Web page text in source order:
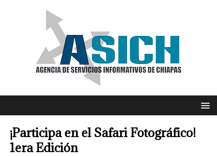
¡Participa en el Safari Fotográfico!
1era Edición